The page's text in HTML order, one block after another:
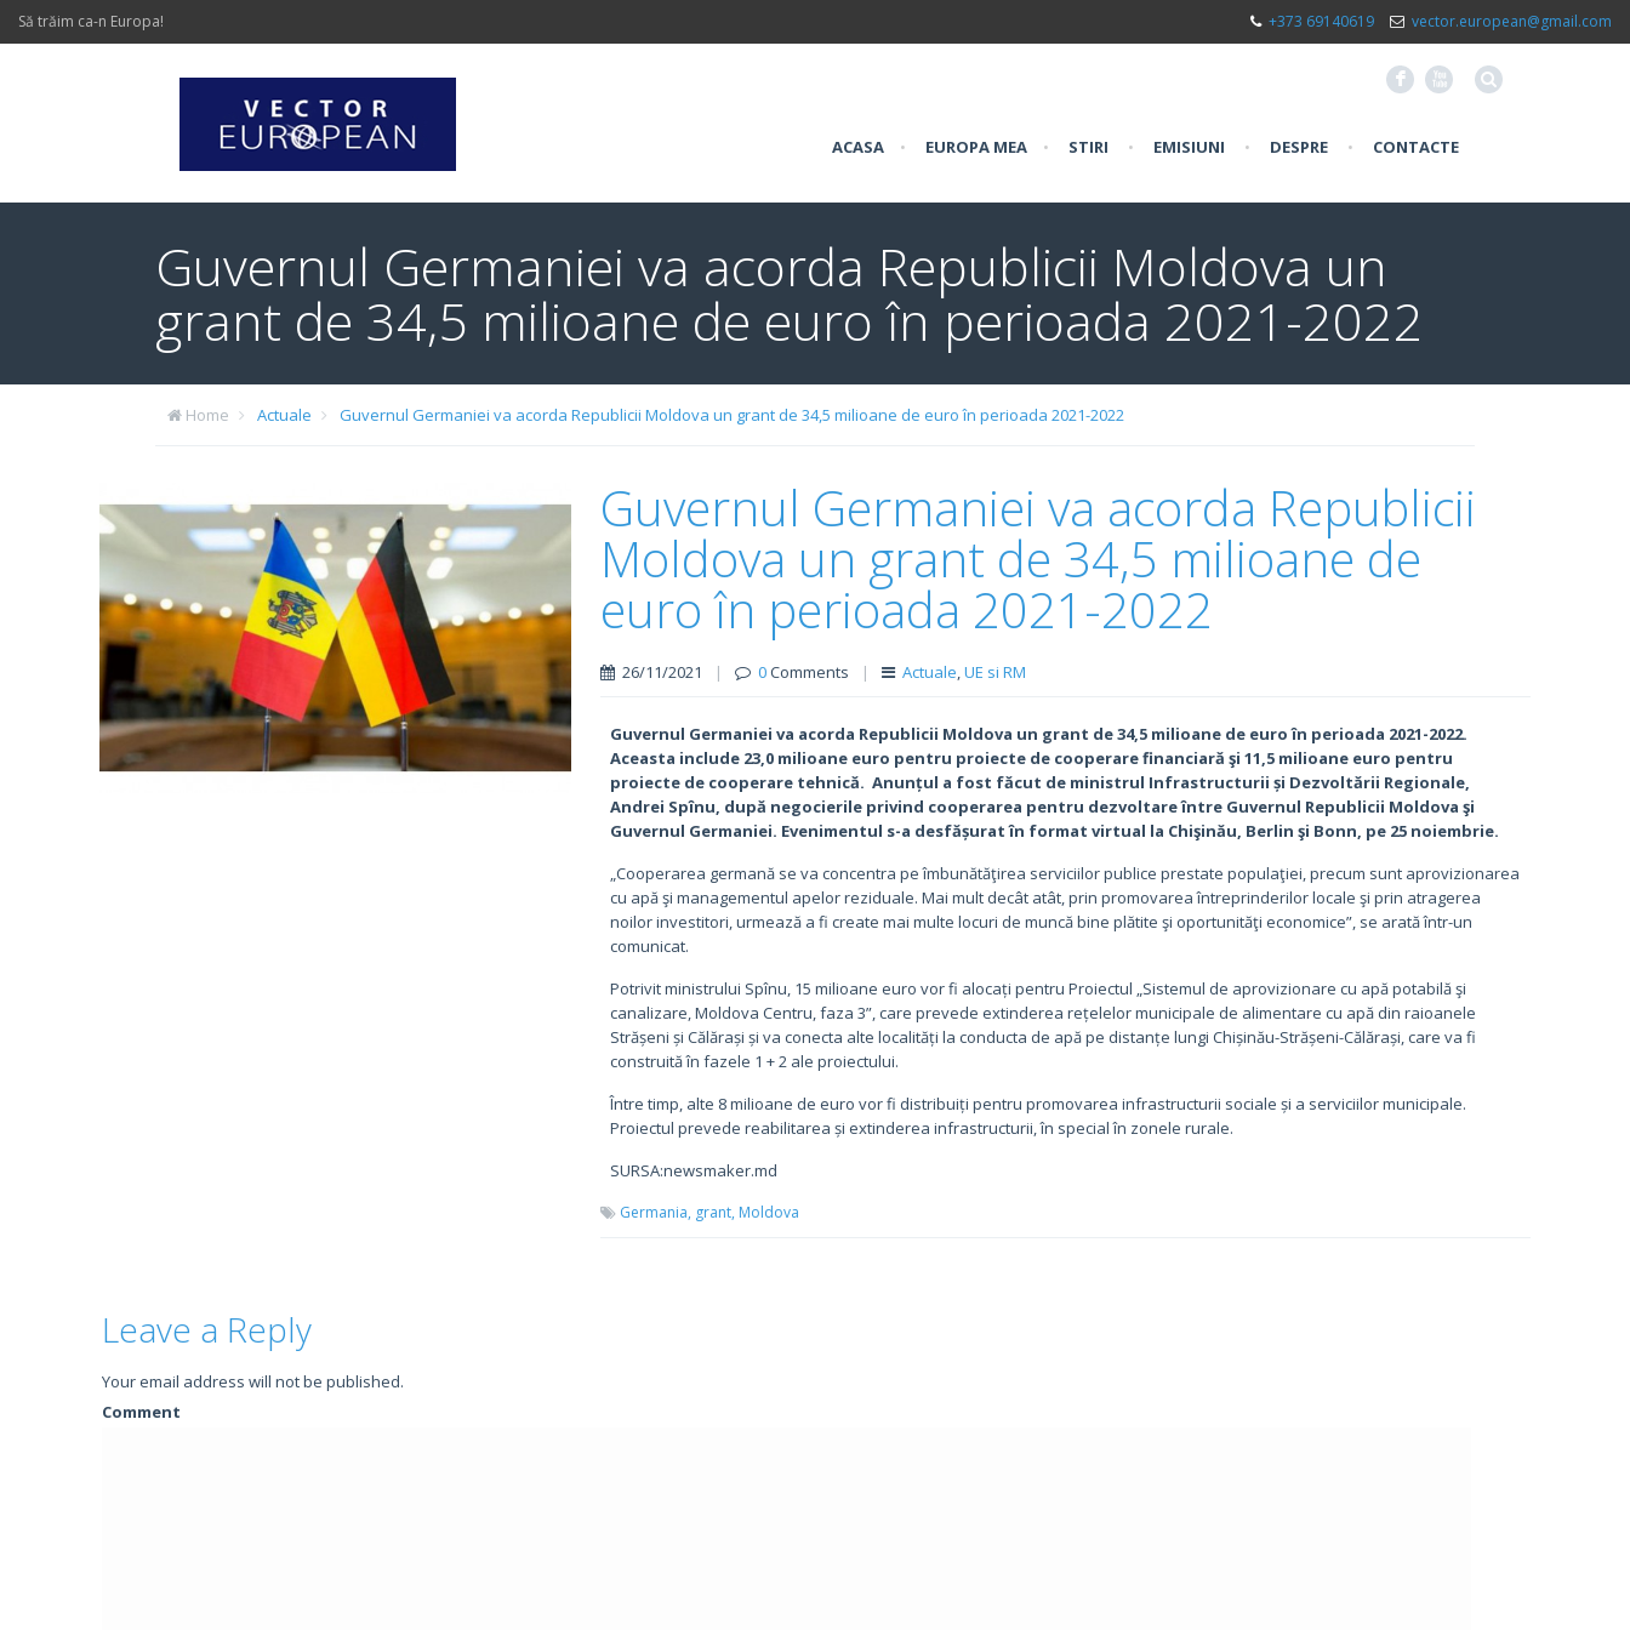
Să trăim ca-n Europa! +373 69140619 vector.european@gmail.com
F X
ACASA • EUROPA MEA • STIRI • EMISIUNI • DESPRE • CONTACTE
Guvernul Germaniei va acorda Republicii Moldova un
grant de 34,5 milioane de euro în perioada 2021-2022
Home Actuale Guvernul Germaniei va acorda Republicii Moldova un grant de 34,5 milioane de euro în perioada 2021-2022
Guvernul Germaniei va acorda Republicii
Moldova un grant de 34,5 milioane de
euro în perioada 2021-2022
26/11/2021 | 0Comments | Actuale,UE si RM
Guvernul Germaniei va acorda Republicii Moldova un grant de 34,5 milioane de euro în perioada 2021-2022.
Aceasta include 23,0 milioane euro pentru proiecte de cooperare financiară şi 11,5 milioane euro pentru
proiecte de cooperare tehnică. Anunțul a fost făcut de ministrul Infrastructurii și Dezvoltării Regionale,
Andrei Spînu, după negocierile privind cooperarea pentru dezvoltare între Guvernul Republicii Moldova şi
Guvernul Germaniei. Evenimentul s-a desfășurat în format virtual la Chişinău, Berlin şi Bonn, pe 25 noiembrie.
„Cooperarea germană se va concentra pe îmbunătăţirea serviciilor publice prestate populaţiei, precum sunt aprovizionarea
cu apă şi managementul apelor reziduale. Mai mult decât atât, prin promovarea întreprinderilor locale şi prin atragerea
noilor investitori, urmează a fi create mai multe locuri de muncă bine plătite şi oportunităţi economice”, se arată într-un
comunicat.
Potrivit ministrului Spînu, 15 milioane euro vor fi alocați pentru Proiectul „Sistemul de aprovizionare cu apă potabilă şi
canalizare, Moldova Centru, faza 3”, care prevede extinderea rețelelor municipale de alimentare cu apă din raioanele
Strășeni și Călărași și va conecta alte localități la conducta de apă pe distanțe lungi Chișinău-Strășeni-Călărași, care va fi
construită în fazele 1 + 2 ale proiectului.
Între timp, alte 8 milioane de euro vor fi distribuiți pentru promovarea infrastructurii sociale și a serviciilor municipale.
Proiectul prevede reabilitarea și extinderea infrastructurii, în special în zonele rurale.
SURSA:newsmaker.md
Germania, grant, Moldova
Leave a Reply
Your email address will not be published.
Comment